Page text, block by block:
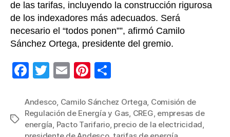
de las tarifas, incluyendo la construcción rigurosa
de los indexadores más adecuados. Será
necesario el “todos ponen””, afirmó Camilo
Sánchez Ortega, presidente del gremio.
F
c
e
T
tt
er
E
ail
Pi
er
e
m
p
Etiquetas
Andesco, Camilo Sánchez Ortega, Comisión de
Regulación de Energía y Gas, CREG, empresas de
energía, Pacto Tarifario, precio de la electricidad,